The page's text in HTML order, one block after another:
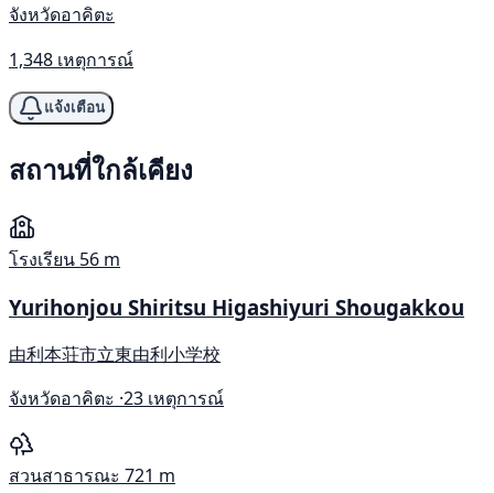
จังหวัดอาคิตะ
1,348 เหตุการณ์
แจ้งเตือน
สถานที่ใกล้เคียง
โรงเรียน 56 m
Yurihonjou Shiritsu Higashiyuri Shougakkou
由利本荘市立東由利小学校
จังหวัดอาคิตะ ·23 เหตุการณ์
สวนสาธารณะ 721 m